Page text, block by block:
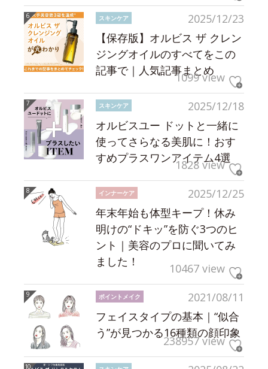
2025/12/23
スキンケア
【保存版】オルビス ザ クレン
ジングオイルのすべてをこの
記事で｜人気記事まとめ
1099 view
2025/12/18
スキンケア
オルビスユー ドットと一緒に
使ってさらなる美肌に！おす
すめプラスワンアイテム4選
1828 view
2025/12/25
インナーケア
年末年始も体型キープ！休み
明けの“ドキッ”を防ぐ3つのヒ
ント｜美容のプロに聞いてみ
ました！
10467 view
2021/08/11
ポイントメイク
フェイスタイプの基本｜“似合
う”が見つかる16種類の顔印象
238957 view